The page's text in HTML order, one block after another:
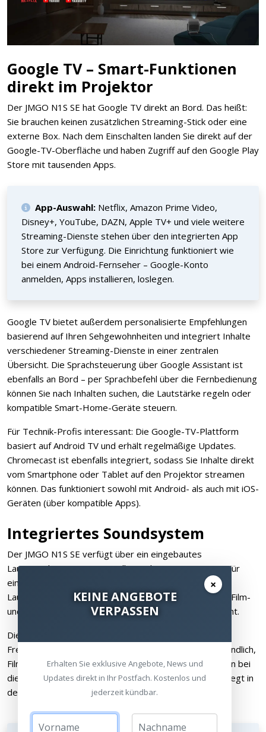
Google TV – Smart-Funktionen
direkt im Projektor
Der JMGO N1S SE hat Google TV direkt an Bord. Das heißt:
Sie brauchen keinen zusätzlichen Streaming-Stick oder eine
externe Box. Nach dem Einschalten landen Sie direkt auf der
Google-TV-Oberfläche und haben Zugriff auf den Google Play
Store mit tausenden Apps.
App-Auswahl: Netflix, Amazon Prime Video,
Disney+, YouTube, DAZN, Apple TV+ und viele weitere
Streaming-Dienste stehen über den integrierten App
Store zur Verfügung. Die Einrichtung funktioniert wie
bei einem Android-Fernseher – Google-Konto
anmelden, Apps installieren, loslegen.
Google TV bietet außerdem personalisierte Empfehlungen
basierend auf Ihren Sehgewohnheiten und integriert Inhalte
verschiedener Streaming-Dienste in einer zentralen
Übersicht. Die Sprachsteuerung über Google Assistant ist
ebenfalls an Bord – per Sprachbefehl über die Fernbedienung
können Sie nach Inhalten suchen, die Lautstärke regeln oder
kompatible Smart-Home-Geräte steuern.
Für Technik-Profis interessant: Die Google-TV-Plattform
basiert auf Android TV und erhält regelmäßige Updates.
Chromecast ist ebenfalls integriert, sodass Sie Inhalte direkt
vom Smartphone oder Tablet auf den Projektor streamen
können. Das funktioniert sowohl mit Android- als auch mit iOS-
Geräten (über kompatible Apps).
Integriertes Soundsystem
Der JMGO N1S SE verfügt über ein eingebautes
Lautsprechersystem mit Dolby Audio-Unterstützung. Für
einen Projektor dieser Größe liefern die integrierten
Lautsprecher einen überraschend vollen Klang, der für Film-
und Serienabende im kleinen Rahmen durchaus ausreicht.
Die Lautsprecher decken den mittleren und oberen
Frequenzbereich ordentlich ab. Dialoge sind klar verständlich,
Filmmusik kommt ansprechend rüber. Tiefbass darf man bei
dieser Gehäusegröße allerdings nicht erwarten – das liegt in
der Natur der Physik.
×
KEINE ANGEBOTE
VERPASSEN
Erhalten Sie exklusive Angebote, News und
Updates direkt in Ihr Postfach. Kostenlos und
jederzeit kündbar.